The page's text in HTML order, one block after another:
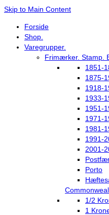
Skip to Main Content
Forside
Shop.
Varegrupper.
Frimærker. Stamp.
1851-
1875-
1918-
1933-
1951-
1971-
1981-
1991-
2001-
Porto
1/2
1